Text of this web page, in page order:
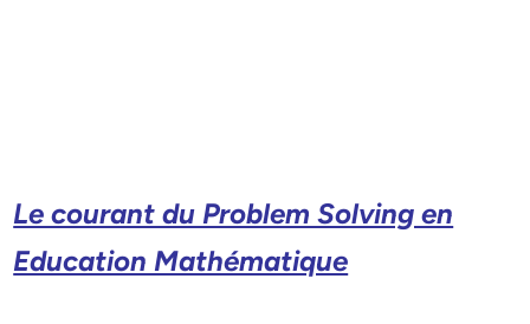
Le courant du Problem Solving en
Education Mathématique